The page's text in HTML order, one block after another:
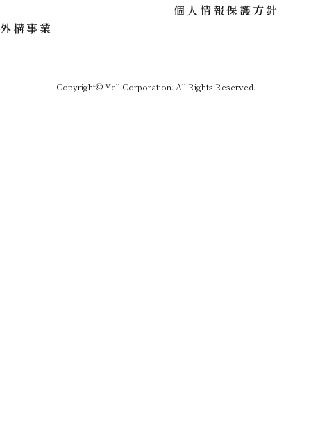
外構事業
個人情報保護方針
Copyright© Yell Corporation. All Rights Reserved.